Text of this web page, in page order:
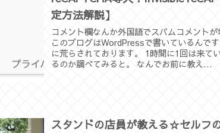
定方法解説】
コメント欄なんか外国語でスパムコメント
このブログはWordPressで書いているんで
に荒らされております。 1時間に1回は来て
るのか調べてみると。 なんでお前に教え...
スタンドの店員が教える☆セルフ